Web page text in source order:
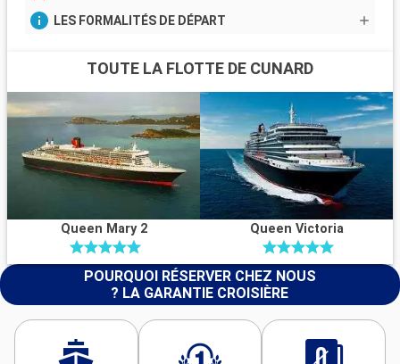
LES FORMALITÉS DE DÉPART
TOUTE LA FLOTTE DE CUNARD
Queen Mary 2 Queen Victoria
POURQUOI RÉSERVER CHEZ NOUS
? LA GARANTIE CROISIÈRE